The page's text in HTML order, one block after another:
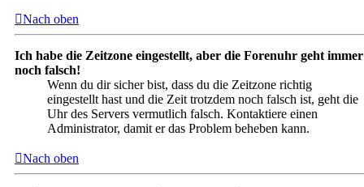
Nach oben
Ich habe die Zeitzone eingestellt, aber die Forenuhr geht immer
noch falsch!
Wenn du dir sicher bist, dass du die Zeitzone richtig
eingestellt hast und die Zeit trotzdem noch falsch ist, geht die
Uhr des Servers vermutlich falsch. Kontaktiere einen
Administrator, damit er das Problem beheben kann.
Nach oben